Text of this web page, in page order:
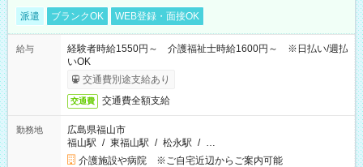
派遣 ブランクOK WEB登録・面接OK
給与
経験者時給1550円～ 介護福祉士時給1600円～ ※日払い/週払
いOK
交通費別途支給あり
交通費 交通費全額支給
勤務地
広島県福山市
福山駅 / 東福山駅 / 松永駅 / …
介護施設や病院 ※ご自宅近辺からご案内可能